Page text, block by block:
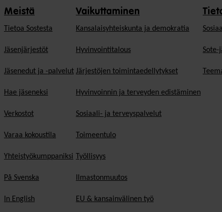
Meistä
Tietoa Sostesta
Jäsenjärjestöt
Jäsenedut ja -palvelut
Hae jäseneksi
Verkostot
Varaa kokoustila
Yhteistyökumppaniksi
På Svenska
In English
Vaikuttaminen
Kansalaisyhteiskunta ja demokratia
Hyvinvointitalous
Järjestöjen toimintaedellytykset
Hyvinvoinnin ja terveyden edistäminen
Sosiaali- ja terveyspalvelut
Toimeentulo
Työllisyys
Ilmastonmuutos
EU & kansainvälinen työ